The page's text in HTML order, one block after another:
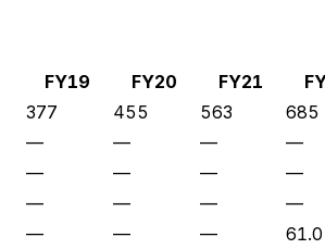
FY19 FY20 FY21
377 455 563 685
— — — —
— — — —
— — — —
— — — 61.0